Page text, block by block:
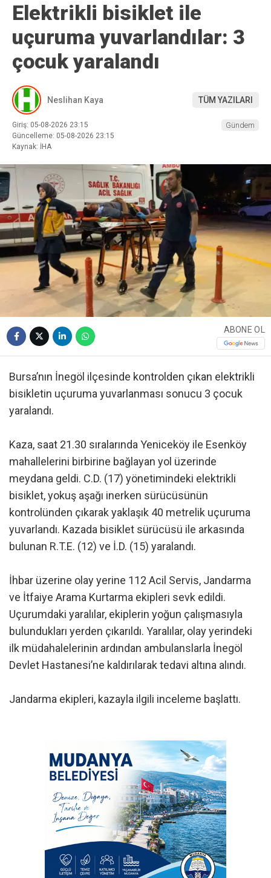
Elektrikli bisiklet ile
uçuruma yuvarlandılar: 3
çocuk yaralandı
Neslihan Kaya TÜM YAZILARI
Giriş: 05-08-2026 23:15
Güncelleme: 05-08-2026 23:15
Kaynak: İHA
Gündem
ABONE OL
Bursa’nın İnegöl ilçesinde kontrolden çıkan elektrikli
bisikletin uçuruma yuvarlanması sonucu 3 çocuk
yaralandı.
Kaza, saat 21.30 sıralarında Yeniceköy ile Esenköy
mahallelerini birbirine bağlayan yol üzerinde
meydana geldi. C.D. (17) yönetimindeki elektrikli
bisiklet, yokuş aşağı inerken sürücüsünün
kontrolünden çıkarak yaklaşık 40 metrelik uçuruma
yuvarlandı. Kazada bisiklet sürücüsü ile arkasında
bulunan R.T.E. (12) ve İ.D. (15) yaralandı.
İhbar üzerine olay yerine 112 Acil Servis, Jandarma
ve İtfaiye Arama Kurtarma ekipleri sevk edildi.
Uçurumdaki yaralılar, ekiplerin yoğun çalışmasıyla
bulundukları yerden çıkarıldı. Yaralılar, olay yerindeki
ilk müdahalelerinin ardından ambulanslarla İnegöl
Devlet Hastanesi’ne kaldırılarak tedavi altına alındı.
Jandarma ekipleri, kazayla ilgili inceleme başlattı.